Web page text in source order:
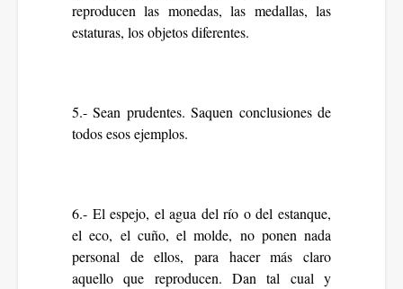
reproducen las monedas, las medallas, las
estaturas, los objetos diferentes.
5.- Sean prudentes. Saquen conclusiones de
todos esos ejemplos.
6.- El espejo, el agua del río o del estanque,
el eco, el cuño, el molde, no ponen nada
personal de ellos, para hacer más claro
aquello que reproducen. Dan tal cual y